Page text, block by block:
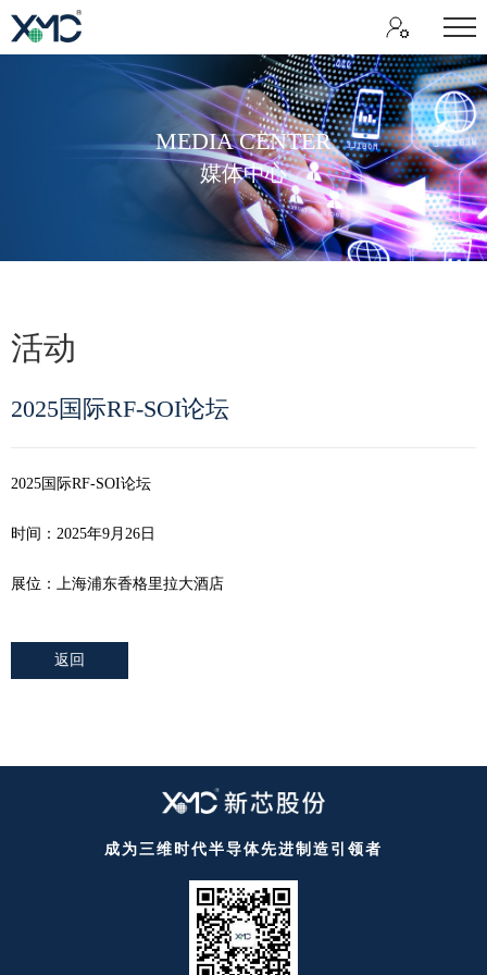
MEDIA CENTER
媒体中心
活动
2025国际RF-SOI论坛
2025国际RF-SOI论坛
时间：2025年9月26日
展位： 上海浦东香格里拉大酒店
返回
成为三维时代半导体先进制造引领者